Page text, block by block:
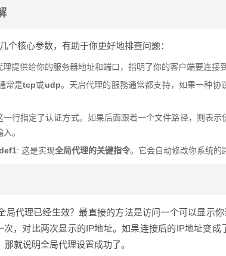
个核心参数，有助于你更好地排查问题：
提供给你的服务器地址和端口，指明了你的客户端要连接到
常是tcp或udp。天启代理的服務通常都支持，如果一种协
一行指定了认证方式。如果后面跟着一个文件路径，则表
。
: 这是实现全局代理的关键指令。它会自动修改你系统的
局代理已经生效？最直接的方法是访问一个可以显示
次，对比两次显示的IP地址。如果连接后的IP地址变
就说明全局代理设置成功了。